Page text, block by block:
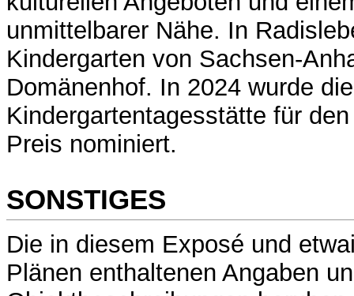
unmittelbarer Nähe. In
Kindergarten von Sachsen-
Domänenhof. In 2024 wurde die
Kindergartentagesstätte für
Preis nominiert.
SONSTIGES
Die in diesem Exposé und
Plänen enthaltenen Angaben